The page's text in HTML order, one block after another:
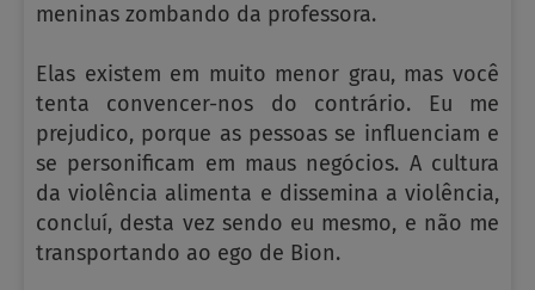
meninas zombando da professora.
Elas existem em muito menor grau, mas você
tenta convencer-nos do contrário. Eu me
prejudico, porque as pessoas se influenciam e
se personificam em maus negócios. A cultura
da violência alimenta e dissemina a violência,
concluí, desta vez sendo eu mesmo, e não me
transportando ao ego de Bion.